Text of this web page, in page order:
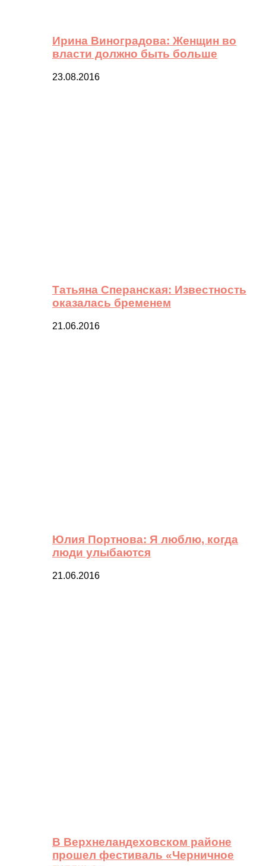
Ирина Виноградова: Женщин во
власти должно быть больше
23.08.2016
Татьяна Сперанская: Известность
оказалась бременем
21.06.2016
Юлия Портнова: Я люблю, когда
люди улыбаются
21.06.2016
В Верхнеландеховском районе
прошел фестиваль «Черничное